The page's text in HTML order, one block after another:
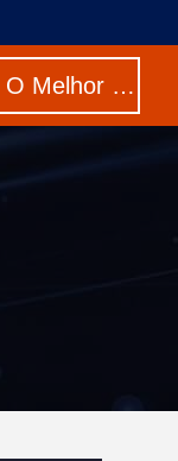
Obtenha O Melhor Preço